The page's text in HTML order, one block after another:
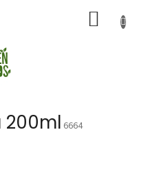
KOŠÍK
200ml 6664